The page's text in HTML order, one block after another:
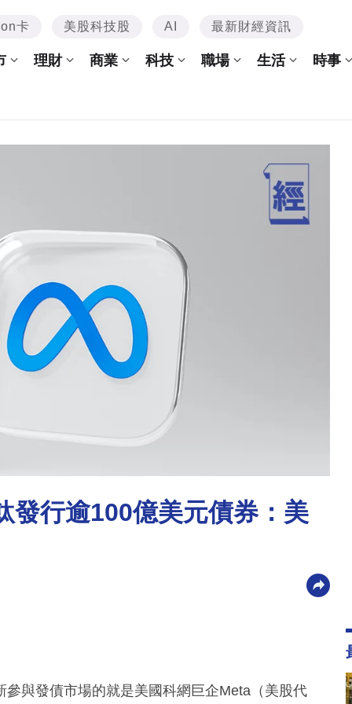
卡 美股科技股 AI 最新財經資訊
理財 商業 科技 職場 生活 時事
行逾100億美元債券：美
與發債市場的就是美國科網巨企Meta（美股代